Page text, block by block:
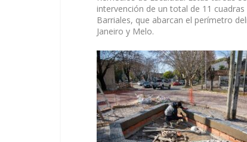
intervención de un total de 11
Barriales, que abarcan el perímetro
Janeiro y Melo.